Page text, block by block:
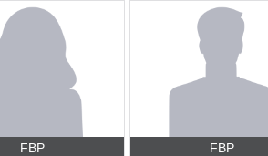
FBP FBP